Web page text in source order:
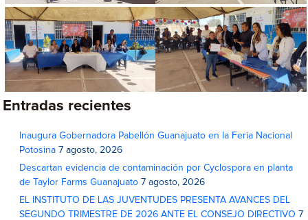
Entradas recientes
Inaugura Gobernadora Pabellón Guanajuato en la Feria Nacional
Potosina 7 agosto, 2026
Descartan evidencia de contaminación por Cyclospora en planta
de Taylor Farms Guanajuato 7 agosto, 2026
EL INSTITUTO DE LAS JUVENTUDES PRESENTA AVANCES DEL
SEGUNDO TRIMESTRE DE 2026 ANTE EL CONSEJO DIRECTIVO 7